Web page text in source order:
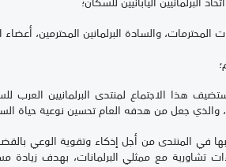
المحترمات، والسادة البرلمانين المحترمين، أعضاء
الاجتماع لمنتدى البرلمانيين العرب
والذي جعل من هدفه العام تحسين نوعية حياة
في المنتدى من أجل إذكاء وتقوية الوعي
تشاورية مع ممثلي البرلمانات، بهدف